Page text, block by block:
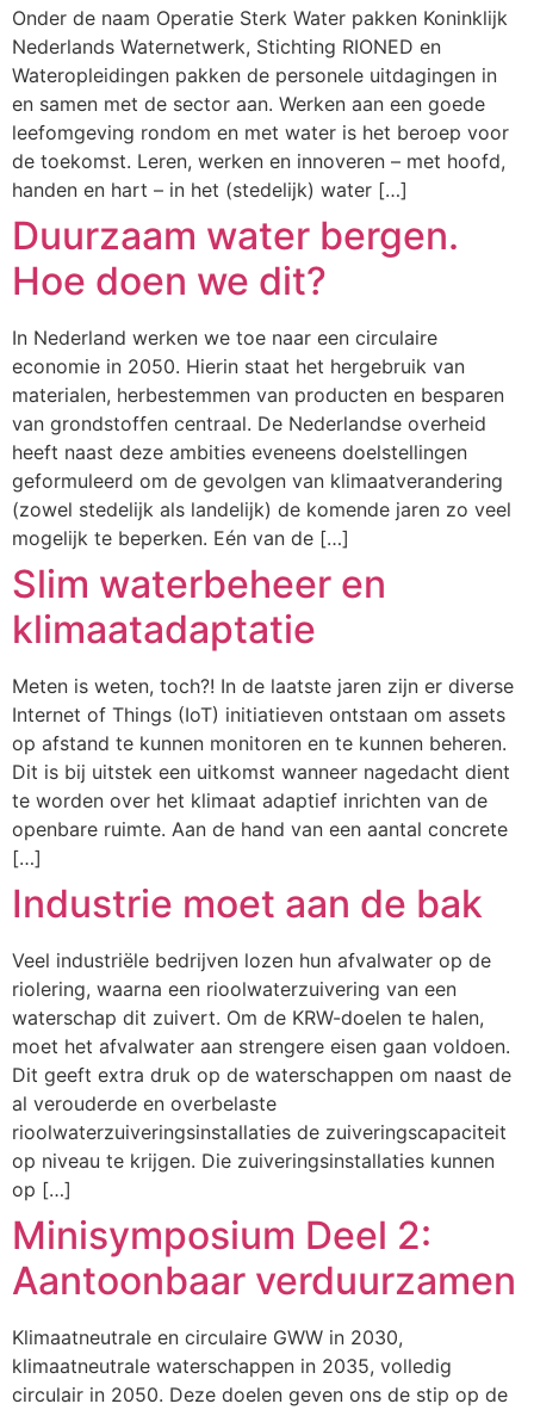
Onder de naam Operatie Sterk Water pakken Koninklijk
Nederlands Waternetwerk, Stichting RIONED en
Wateropleidingen pakken de personele uitdagingen in
en samen met de sector aan. Werken aan een goede
leefomgeving rondom en met water is het beroep voor
de toekomst. Leren, werken en innoveren – met hoofd,
handen en hart – in het (stedelijk) water […]
Duurzaam water bergen.
Hoe doen we dit?
In Nederland werken we toe naar een circulaire
economie in 2050. Hierin staat het hergebruik van
materialen, herbestemmen van producten en besparen
van grondstoffen centraal. De Nederlandse overheid
heeft naast deze ambities eveneens doelstellingen
geformuleerd om de gevolgen van klimaatverandering
(zowel stedelijk als landelijk) de komende jaren zo veel
mogelijk te beperken. Eén van de […]
Slim waterbeheer en
klimaatadaptatie
Meten is weten, toch?! In de laatste jaren zijn er diverse
Internet of Things (IoT) initiatieven ontstaan om assets
op afstand te kunnen monitoren en te kunnen beheren.
Dit is bij uitstek een uitkomst wanneer nagedacht dient
te worden over het klimaat adaptief inrichten van de
openbare ruimte. Aan de hand van een aantal concrete
[…]
Industrie moet aan de bak
Veel industriële bedrijven lozen hun afvalwater op de
riolering, waarna een rioolwaterzuivering van een
waterschap dit zuivert. Om de KRW-doelen te halen,
moet het afvalwater aan strengere eisen gaan voldoen.
Dit geeft extra druk op de waterschappen om naast de
al verouderde en overbelaste
rioolwaterzuiveringsinstallaties de zuiveringscapaciteit
op niveau te krijgen. Die zuiveringsinstallaties kunnen
op […]
Minisymposium Deel 2:
Aantoonbaar verduurzamen
Klimaatneutrale en circulaire GWW in 2030,
klimaatneutrale waterschappen in 2035, volledig
circulair in 2050. Deze doelen geven ons de stip op de